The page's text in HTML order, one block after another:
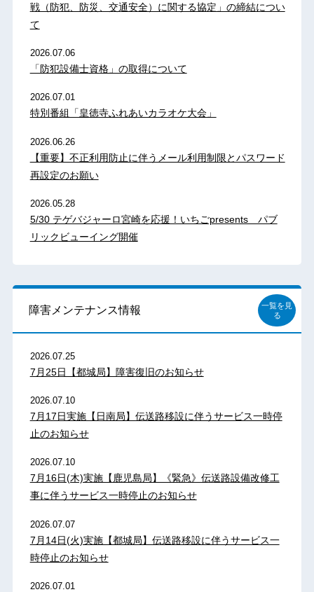
戦（防犯、防災、交通安全）に関する協定」の締結につい
て
2026.07.06
「防犯設備士資格」の取得について
2026.07.01
特別番組「皇徳寺ふれあいカラオケ大会」
2026.06.26
【重要】不正利用防止に伴うメール利用制限とパスワード
再設定のお願い
2026.05.28
5/30 テゲバジャーロ宮崎を応援！いちごpresents パブ
リックビューイング開催
障害メンテナンス情報
一覧を見
る
2026.07.25
7月25日【都城局】障害復旧のお知らせ
2026.07.10
7月17日実施【日南局】伝送路移設に伴うサービス一時停
止のお知らせ
2026.07.10
7月16日(木)実施【鹿児島局】《緊急》伝送路設備改修工
事に伴うサービス一時停止のお知らせ
2026.07.07
7月14日(火)実施【都城局】伝送路移設に伴うサービス一
時停止のお知らせ
2026.07.01